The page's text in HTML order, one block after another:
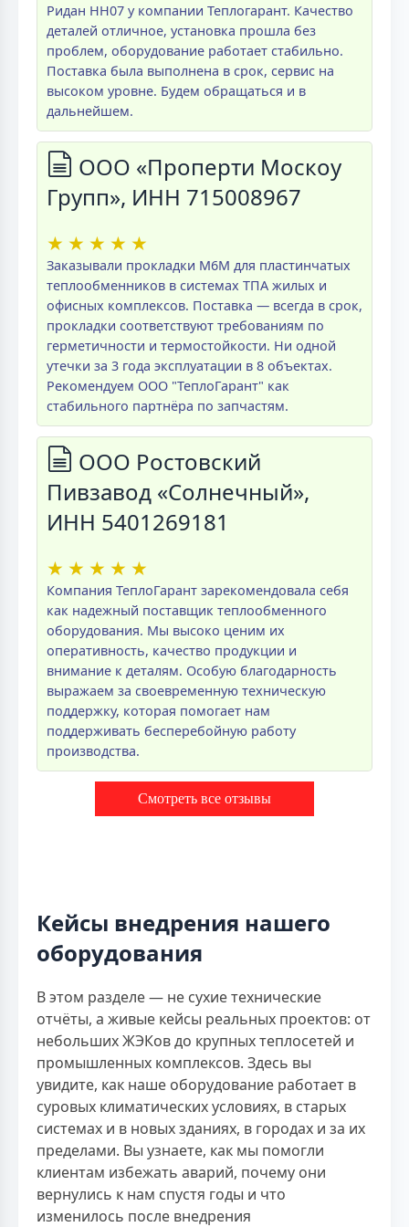
Ридан НН07 у компании Теплогарант. Качество
деталей отличное, установка прошла без
проблем, оборудование работает стабильно.
Поставка была выполнена в срок, сервис на
высоком уровне. Будем обращаться и в
дальнейшем.
ООО «Проперти Москоу
Групп», ИНН 715008967
★ ★ ★ ★ ★
Заказывали прокладки M6M для пластинчатых
теплообменников в системах ТПА жилых и
офисных комплексов. Поставка — всегда в срок,
прокладки соответствуют требованиям по
герметичности и термостойкости. Ни одной
утечки за 3 года эксплуатации в 8 объектах.
Рекомендуем ООО "ТеплоГарант" как
стабильного партнёра по запчастям.
ООО Ростовский
Пивзавод «Солнечный»,
ИНН 5401269181
★ ★ ★ ★ ★
Компания ТеплоГарант зарекомендовала себя
как надежный поставщик теплообменного
оборудования. Мы высоко ценим их
оперативность, качество продукции и
внимание к деталям. Особую благодарность
выражаем за своевременную техническую
поддержку, которая помогает нам
поддерживать бесперебойную работу
производства.
Смотреть все отзывы
Кейсы внедрения нашего
оборудования
В этом разделе — не сухие технические
отчёты, а живые кейсы реальных проектов: от
небольших ЖЭКов до крупных теплосетей и
промышленных комплексов. Здесь вы
увидите, как наше оборудование работает в
суровых климатических условиях, в старых
системах и в новых зданиях, в городах и за их
пределами. Вы узнаете, как мы помогли
клиентам избежать аварий, почему они
вернулись к нам спустя годы и что
изменилось после внедрения